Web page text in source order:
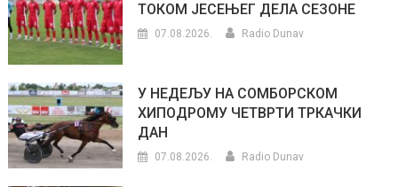
ТОКОМ ЈЕСЕЊЕГ ДЕЛА СЕЗОНЕ
07.08.2026. Radio Dunav
У НЕДЕЉУ НА СОМБОРСКОМ
ХИПОДРОМУ ЧЕТВРТИ ТРКАЧКИ
ДАН
07.08.2026. Radio Dunav